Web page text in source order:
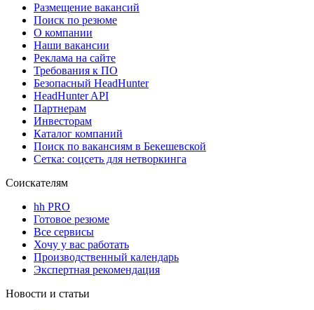
Размещение вакансий
Поиск по резюме
О компании
Наши вакансии
Реклама на сайте
Требования к ПО
Безопасный HeadHunter
HeadHunter API
Партнерам
Инвесторам
Каталог компаний
Поиск по вакансиям в Бекешевской
Сетка: соцсеть для нетворкинга
Соискателям
hh PRO
Готовое резюме
Все сервисы
Хочу у вас работать
Производственный календарь
Экспертная рекомендация
Новости и статьи